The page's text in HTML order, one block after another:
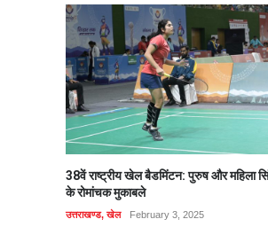
38वें राष्ट्रीय खेल बैडमिंटन: पुरुष और महिला
के रोमांचक मुकाबले
उत्तराखण्ड,खेल February 3, 2025